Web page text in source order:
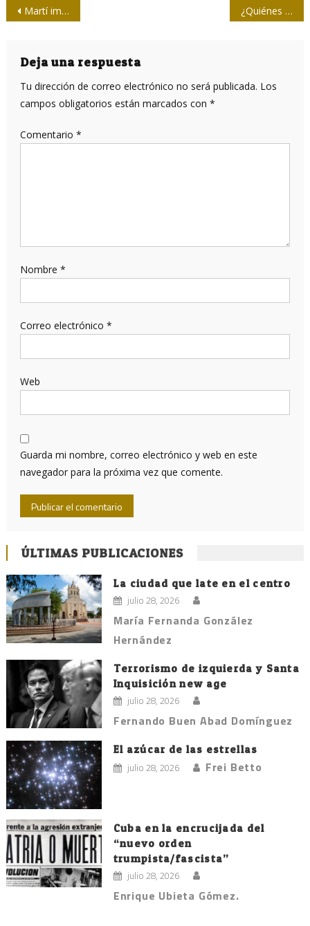
Navegación
entradas
Martí imaginado en una noche de fiesta innombrable ¿Quiénes son los “supercontagiadores” en la cadena de transmisión de la COVID-19?
Deja una respuesta
Tu dirección de correo electrónico no será publicada. Los
campos obligatorios están marcados con *
Comentario *
Nombre *
Correo electrónico *
Web
Guarda mi nombre, correo electrónico y web en este
navegador para la próxima vez que comente.
ÚLTIMAS PUBLICACIONES
La ciudad que late en el centro
julio 28, 2026
María Fernanda González
Hernández
Terrorismo de izquierda y Santa
Inquisición new age
julio 28, 2026
Fernando Buen Abad Domínguez
El azúcar de las estrellas
julio 28, 2026 Frei Betto
Cuba en la encrucijada del
“nuevo orden
trumpista/fascista”
julio 28, 2026
Enrique Ubieta Gómez.